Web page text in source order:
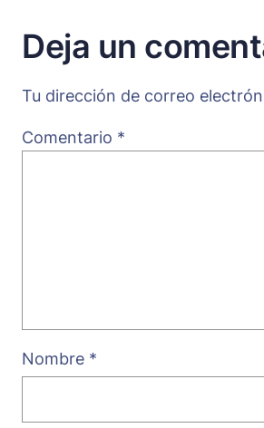
Deja un
Tu dirección de correo
Comentario *
Nombre *